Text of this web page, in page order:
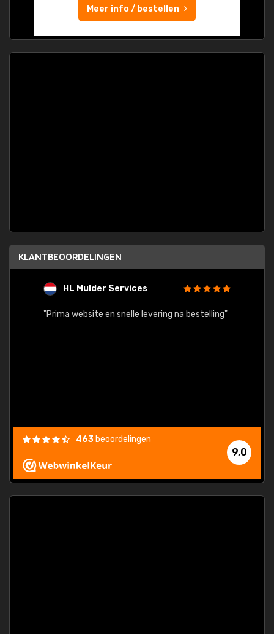
Meer info / bestellen
KLANTBEOORDELINGEN
HL Mulder Services
"Prima website en snelle levering na bestelling"
9,0
463 beoordelingen